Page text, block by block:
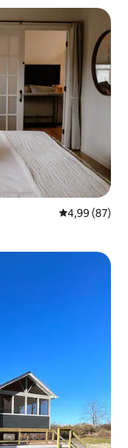
Średnia
4,99 (87)